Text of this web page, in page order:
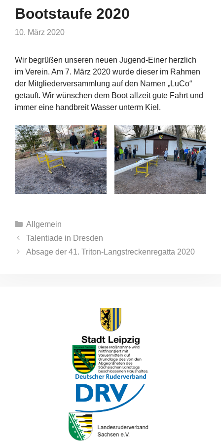
Bootstaufe 2020
10. März 2020
Wir begrüßen unseren neuen Jugend-Einer herzlich
im Verein. Am 7. März 2020 wurde dieser im Rahmen
der Mitgliederversammlung auf den Namen „LuCo“
getauft. Wir wünschen dem Boot allzeit gute Fahrt und
immer eine handbreit Wasser unterm Kiel.
Kategorien
Allgemein
Talentiade in Dresden
Absage der 41. Triton-Langstreckenregatta 2020